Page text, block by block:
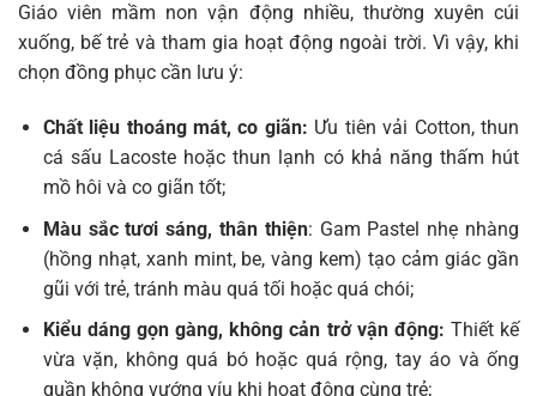
Giáo viên mầm non vận động nhiều, thường xuyên cúi
xuống, bế trẻ và tham gia hoạt động ngoài trời. Vì vậy, khi
chọn đồng phục cần lưu ý:
Chất liệu thoáng mát, co giãn: Ưu tiên vải Cotton, thun
cá sấu Lacoste hoặc thun lạnh có khả năng thấm hút
mồ hôi và co giãn tốt;
Màu sắc tươi sáng, thân thiện: Gam Pastel nhẹ nhàng
(hồng nhạt, xanh mint, be, vàng kem) tạo cảm giác gần
gũi với trẻ, tránh màu quá tối hoặc quá chói;
Kiểu dáng gọn gàng, không cản trở vận động: Thiết kế
vừa vặn, không quá bó hoặc quá rộng, tay áo và ống
quần không vướng víu khi hoạt động cùng trẻ;